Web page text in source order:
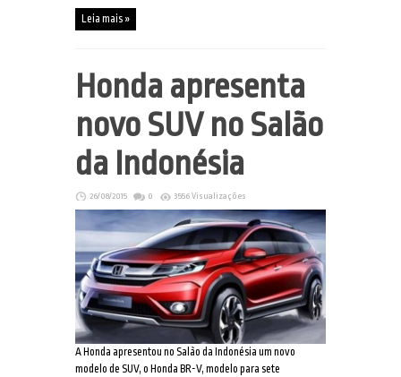
Leia mais »
Honda apresenta
novo SUV no Salão
da Indonésia
26/08/2015 0 3556 Visualizações
A Honda apresentou no Salão da Indonésia um novo
modelo de SUV, o Honda BR-V, modelo para sete